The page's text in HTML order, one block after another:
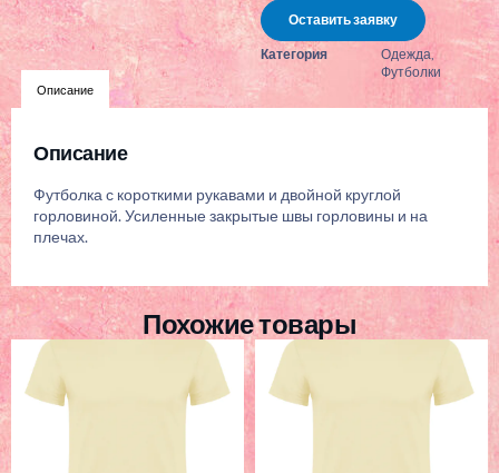
Оставить заявку
Категория Одежда
Футболки
Описание
Описание
Футболка с короткими рукавами и двойной круглой
горловиной. Усиленные закрытые швы горловины и на
плечах.
Похожие товары